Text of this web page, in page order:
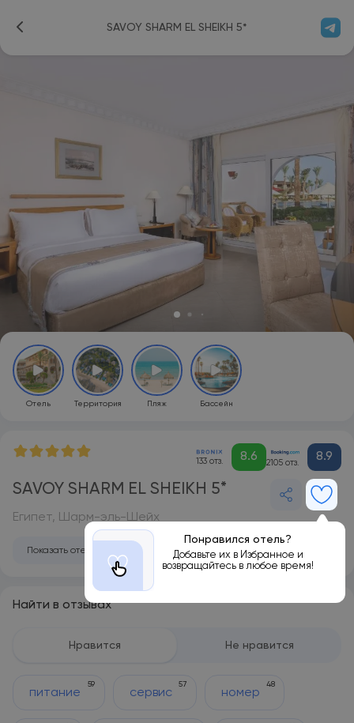
SAVOY SHARM EL SHEIKH 5*
Отель Территория Пляж Бассейн
133 отз. 8.6 2105 отз. 8.9
SAVOY SHARM EL SHEIKH 5*
Понравился отель?
Добавьте их в Избранное и
возвращайтесь в любое время!
Египет, Шарм-эль-Шейх
Показать отель на карте
Найти в отзывах
Нравится Не нравится
питание
59
сервис
57
номер
48